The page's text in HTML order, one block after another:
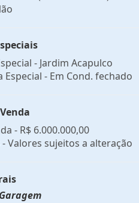
- Jardim Acapulco
Especial - Em Cond. fechado
- R$ 6.000.000,00
Valores sujeitos a alteração